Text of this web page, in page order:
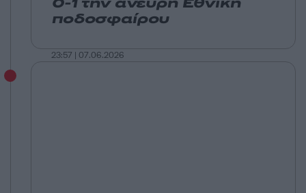
0-1 την άνευρη Εθνική
ποδοσφαίρου
23:57 | 07.06.2026